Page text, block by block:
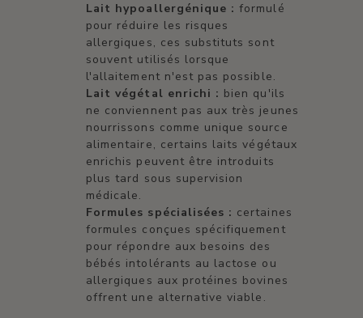
Lait hypoallergénique : formulé
pour réduire les risques
allergiques, ces substituts sont
souvent utilisés lorsque
l'allaitement n'est pas possible.
Lait végétal enrichi : bien qu'ils
ne conviennent pas aux très jeunes
nourrissons comme unique source
alimentaire, certains laits végétaux
enrichis peuvent être introduits
plus tard sous supervision
médicale.
Formules spécialisées : certaines
formules conçues spécifiquement
pour répondre aux besoins des
bébés intolérants au lactose ou
allergiques aux protéines bovines
offrent une alternative viable.